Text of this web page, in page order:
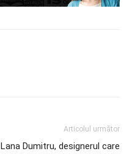
Articolul următor
Lana Dumitru, designerul care